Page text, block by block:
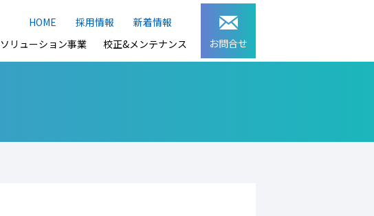
お問合せ
HOME 採用情報
新着情報
ソリューション事業 校正&メンテナンス